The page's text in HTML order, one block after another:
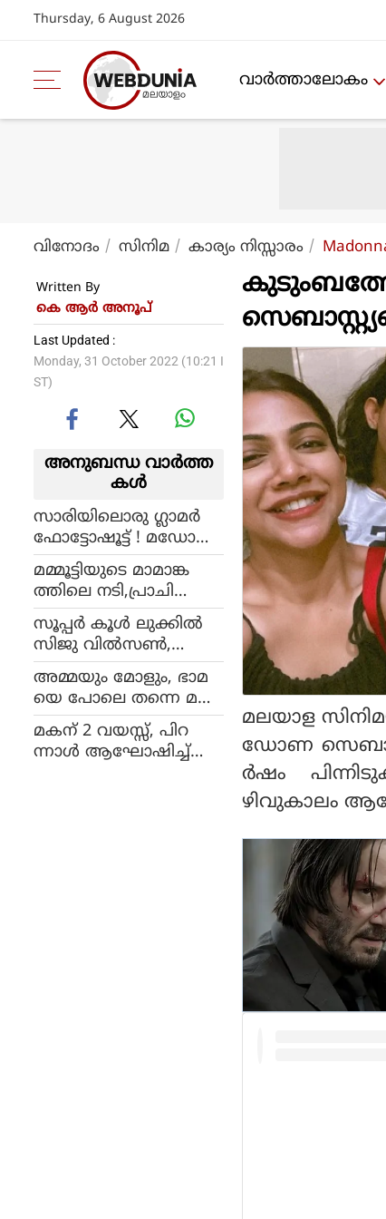
Thursday, 6 August 2026
വാര്‍ത്താലോകം
വിനോദം സിനിമ കാര്യം നിസ്സാരം
Written By
കെ ആര്‍ അനൂപ്
Last Updated :
Monday, 31 October 2022 (10:21 I
ST)
അനുബന്ധ വാര്‍ത്ത
കള്‍
സാരിയിലൊരു ഗ്ലാമര്‍
ഫോട്ടോഷൂട്ട് ! മഡോണ
സെബാസ്റ്റ്യന്റെ പുതിയ
ചിത്രങ്ങള്‍
മമ്മൂട്ടിയുടെ മാമാങ്ക
ത്തിലെ നടി,പ്രാചി
തെഹ്ലാനെ മറന്നോ ?
താരത്തിന്റെ പുതിയ
ചിത്രങ്ങള്‍
സൂപ്പര്‍ കൂള്‍ ലുക്കില്‍
സിജു വില്‍സണ്‍,
ദുബായിലെത്തി നടന്‍
അമ്മയും മോളും, ഭാമ
യെ പോലെ തന്നെ മക
ള്‍ എന്ന് ആരാധകര്‍
മകന് 2 വയസ്സ്, പിറ
ന്നാള്‍ ആഘോഷിച്ച്
മലയാള
ഡോണ
ര്‍ഷം
ഴിവുകാലം